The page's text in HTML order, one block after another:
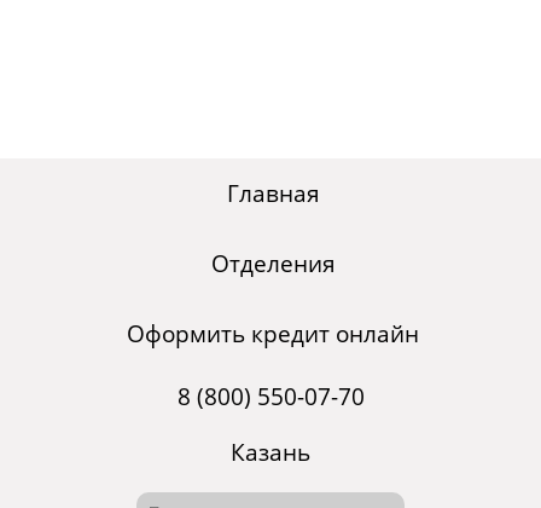
Главная
Отделения
Оформить кредит онлайн
8 (800) 550-07-70
Казань